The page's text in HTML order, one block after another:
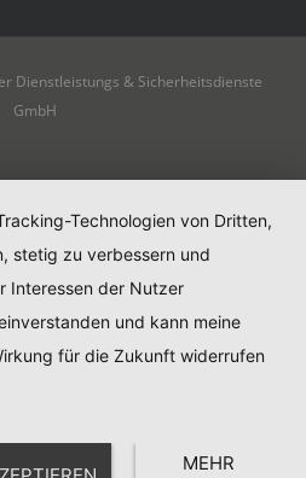
& Sicherheitsdienste
GmbH
Technologien von Dritten,
stetig zu verbessern und
Interessen der Nutzer
und kann meine
für die Zukunft widerrufen
MEHR